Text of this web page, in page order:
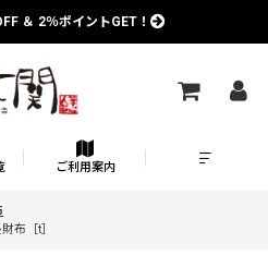
＆ 2％ポイントGET！
ご利用案内
布［t］